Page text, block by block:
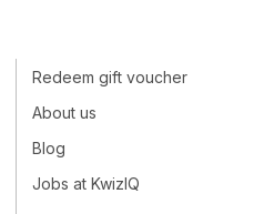
Redeem gift voucher
About us
Blog
Jobs at KwizIQ